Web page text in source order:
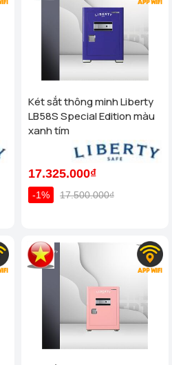
Két sắt thông minh Liberty
LB58S Special Edition màu
xanh tím
17.325.000₫
-1% 17.500.000₫